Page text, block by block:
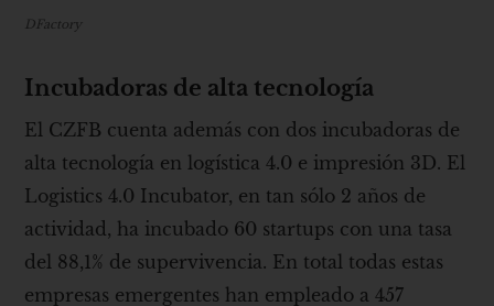
DFactory
Incubadoras de alta tecnología
El CZFB cuenta además con dos incubadoras de
alta tecnología en logística 4.0 e impresión 3D. El
Logistics 4.0 Incubator, en tan sólo 2 años de
actividad, ha incubado 60 startups con una tasa
del 88,1% de supervivencia. En total todas estas
empresas emergentes han empleado a 457